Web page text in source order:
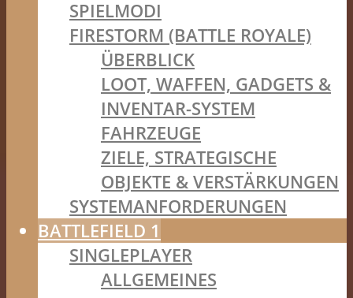
SPIELMODI
FIRESTORM (BATTLE ROYALE)
ÜBERBLICK
LOOT, WAFFEN, GADGETS &
INVENTAR-SYSTEM
FAHRZEUGE
ZIELE, STRATEGISCHE
OBJEKTE & VERSTÄRKUNGEN
SYSTEMANFORDERUNGEN
BATTLEFIELD 1
SINGLEPLAYER
ALLGEMEINES